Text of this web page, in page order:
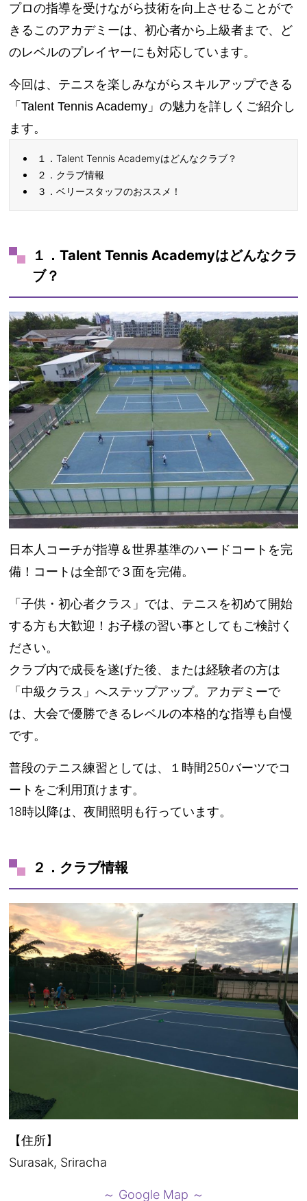
プロの指導を受けながら技術を向上させることがで
きるこのアカデミーは、初心者から上級者まで、ど
のレベルのプレイヤーにも対応しています。
今回は、テニスを楽しみながらスキルアップできる
「Talent Tennis Academy」の魅力を詳しくご紹介し
ます。
１．Talent Tennis Academyはどんなクラブ？
２．クラブ情報
３．ベリースタッフのおススメ！
１．Talent Tennis Academyはどんなクラ
ブ？
日本人コーチが指導＆世界基準のハードコートを完
備！コートは全部で３面を完備。
「子供・初心者クラス」では、テニスを初めて開始
する方も大歓迎！お子様の習い事としてもご検討く
ださい。
クラブ内で成長を遂げた後、または経験者の方は
「中級クラス」へステップアップ。アカデミーで
は、大会で優勝できるレベルの本格的な指導も自慢
です。
普段のテニス練習としては、１時間250バーツでコ
ートをご利用頂けます。
18時以降は、夜間照明も行っています。
２．クラブ情報
【住所】
Surasak, Sriracha
～ Google Map ～